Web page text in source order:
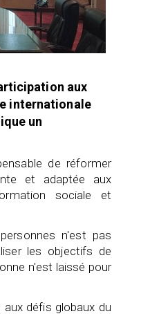
aux
internationale
un
de réformer
et adaptée aux
sociale et
n'est pas
les objectifs de
n'est laissé pour
défis globaux du